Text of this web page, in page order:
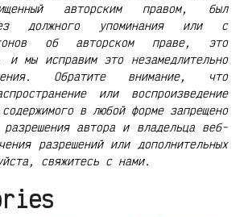
авторским правом, был
должного упоминания или с
об авторском праве, это
и мы исправим это незамедлительно
Обратите внимание, что
или воспроизведение
в любой форме запрещено
разрешения автора и владельца веб-
разрешений или дополнительных
свяжитесь с нами.